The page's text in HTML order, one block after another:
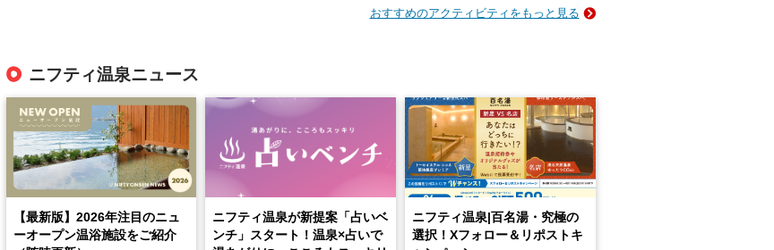
おすすめのアクティビティをもっと見る
ニフティ温泉ニュース
【最新版】2026年注目のニュ
ーオープン温浴施設をご紹介
ニフティ温泉が新提案「占いベ
ンチ」スタート！温泉×占いで
ニフティ温泉|百名湯・究極の
選択！Xフォロー＆リポストキ